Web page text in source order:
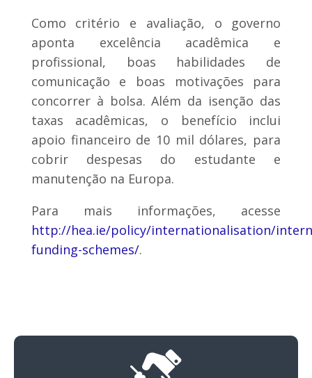
Como critério e avaliação, o governo
aponta excelência acadêmica e
profissional, boas habilidades de
comunicação e boas motivações para
concorrer à bolsa. Além da isenção das
taxas acadêmicas, o benefício inclui
apoio financeiro de 10 mil dólares, para
cobrir despesas do estudante e
manutenção na Europa.
Para mais informações, acesse
http://hea.ie/policy/internationalisation/
funding-schemes/.